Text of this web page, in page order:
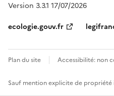
Version 3.3.1 17/07/2026
ecologie.gouv.fr
Plan du site Accessibilité: non
Sauf mention explicite de propriété